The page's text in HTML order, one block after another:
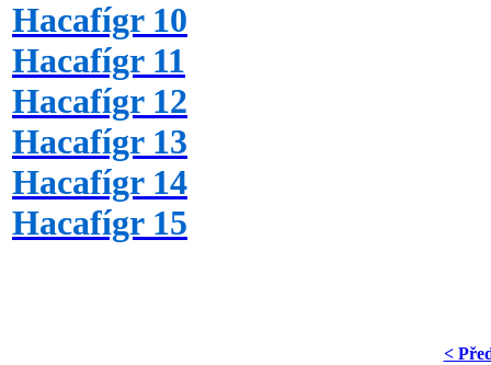
Hacafígr 10
Hacafígr 11
Hacafígr 12
Hacafígr 13
Hacafígr 14
Hacafígr 15
<